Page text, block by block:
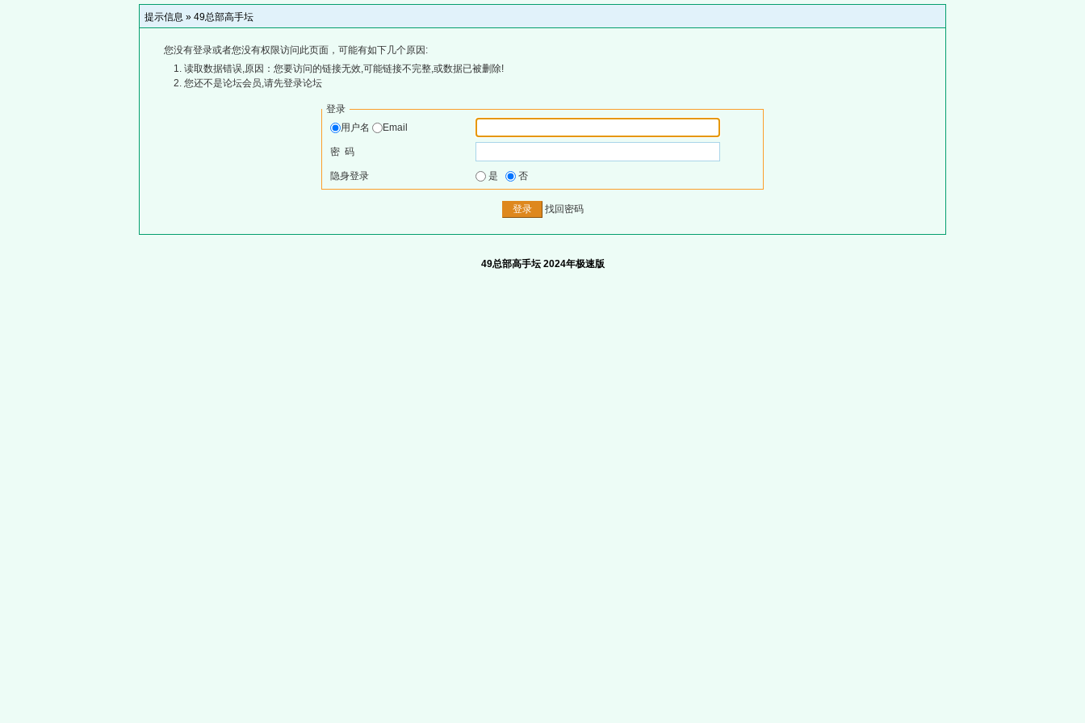
提示信息 » 49总部高手坛
您没有登录或者您没有权限访问此页面，可能有如下几个原因:
读取数据错误,原因：您要访问的链接无效,可能链接不完整,或数据已被删除!
您还不是论坛会员,请先登录论坛
登录
用户名
Email
密 码
隐身登录 是 否
找回密码
49总部高手坛 2024年极速版